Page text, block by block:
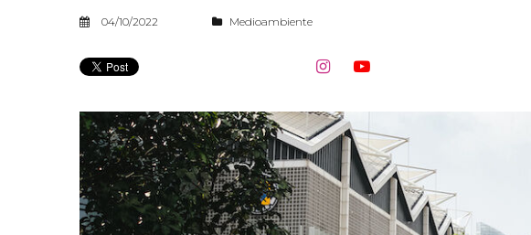
04/10/2022 Medioambiente
 